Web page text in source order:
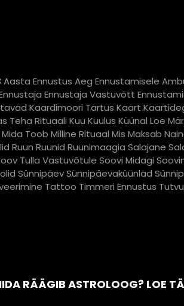
Aasta Ennustus Aeg Ennustamisele
Ennustaja Vastuvõtt
Kaardimoori Tartus Kaart
Teha Rituaali Kuu Kuulus Küünal Loe
Mida Toob Milline Rituaal Mis Maksab
Ruun Ruunid Ruunimaagia Salajane
Tulla Vastuvõtule Soovi Midagi
SünnipäevSünnipäevaküünlad
Tattoo Timmeri Ennustus
RÄÄGIB ASTROLOOG? LOE